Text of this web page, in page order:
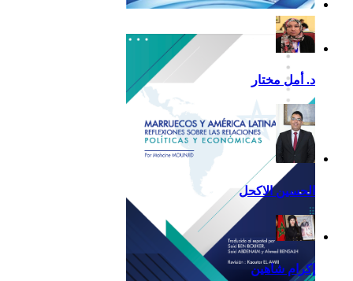
تقرير أمريكا اللاتينية لسنة
2013
د. أمل مختار
الحسين الاكحل
إكرام شاهين